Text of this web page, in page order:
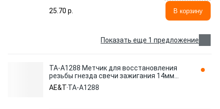
25.70 p.
В корзину
Показать еще 1 предложение
TA-A1288 Метчик для восстановления
резьбы гнезда свечи зажигания 14мм
AE&T
AE&T TA-A1288